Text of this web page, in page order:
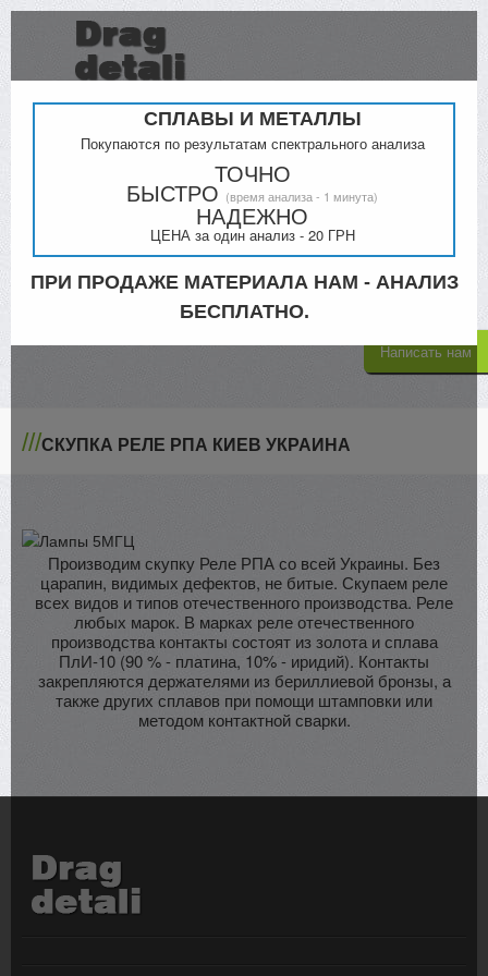
Прайс Контакты
Киев
068-300-5335
063-805-4302
Кременчук
098-000-4879
Написать нам
СПЛАВЫ И МЕТАЛЛЫ
Покупаются по результатам спектрального анализа
ТОЧНО
БЫСТРО (время анализа - 1 минута)
НАДЕЖНО
ЦЕНА за один анализ - 20 ГРН
ПРИ ПРОДАЖЕ МАТЕРИАЛА НАМ - АНАЛИЗ
БЕСПЛАТНО.
///СКУПКА РЕЛЕ РПА КИЕВ УКРАИНА
Производим скупку Реле РПА со всей Украины. Без
царапин, видимых дефектов, не битые. Скупаем реле
всех видов и типов отечественного производства. Реле
любых марок. В марках реле отечественного
производства контакты состоят из золота и сплава
ПлИ-10 (90 % - платина, 10% - иридий). Контакты
закрепляются держателями из бериллиевой бронзы, а
также других сплавов при помощи штамповки или
методом контактной сварки.